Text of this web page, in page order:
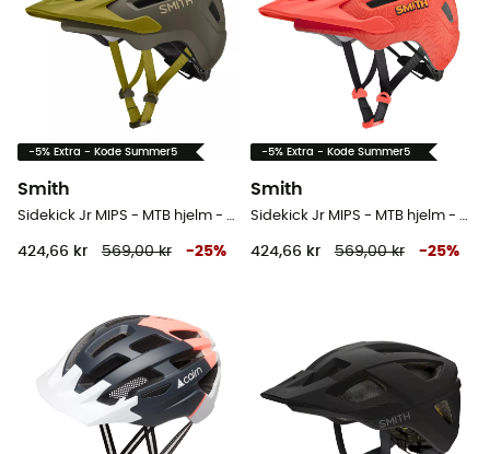
-5% Extra - Kode Summer5
Smith
Sidekick Jr MIPS - MTB hjelm - Barn
424,66 kr 569,00 kr -25%
-5% Extra - Kode Summer5
Smith
Sidekick Jr MIPS - MTB hjelm - Barn
424,66 kr 569,00 kr -25%